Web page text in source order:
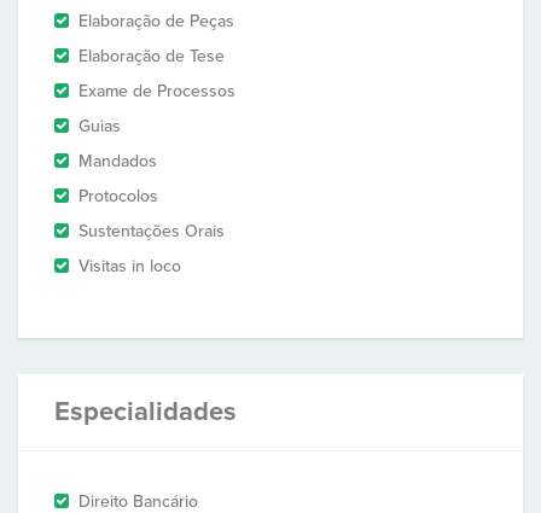
Elaboração de Peças
Elaboração de Tese
Exame de Processos
Guias
Mandados
Protocolos
Sustentações Orais
Visitas in loco
Especialidades
Direito Bancário